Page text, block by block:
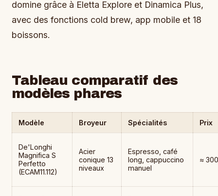
domine grâce à Eletta Explore et Dinamica Plus,
avec des fonctions cold brew, app mobile et 18
boissons.
Tableau comparatif des
modèles phares
Modèle Broyeur Spécialités Prix
De'Longhi
Magnifica S
Perfetto
(ECAM11.112)
Acier
conique 13
niveaux
Espresso, café
long, cappuccino
manuel
≈